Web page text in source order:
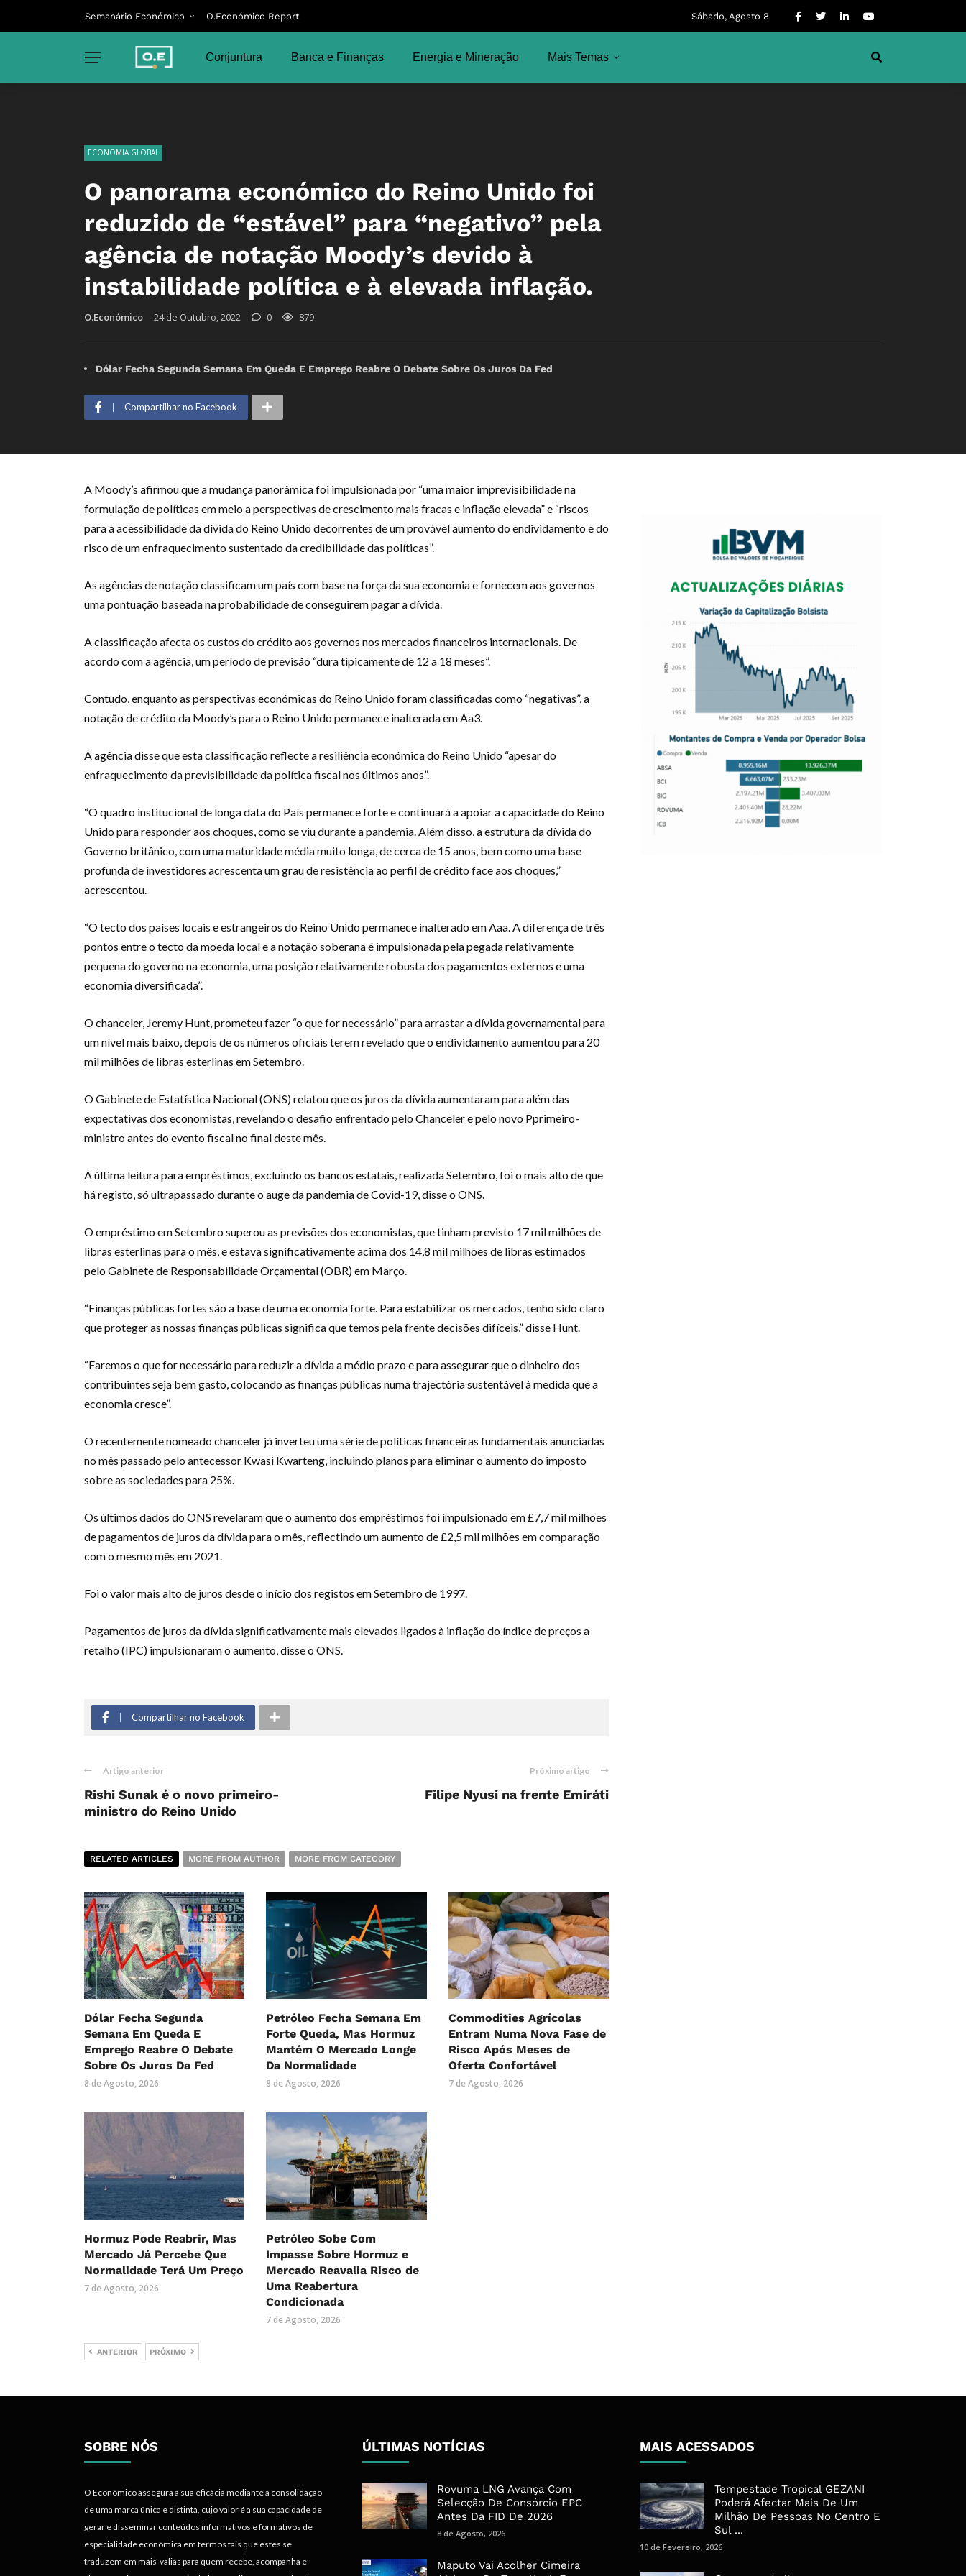
Semanário Económico O.Económico Report Sábado, Agosto 8
Conjuntura Banca e Finanças Energia e Mineração Mais Temas
ECONOMIA GLOBAL
O panorama económico do Reino Unido foi
reduzido de “estável” para “negativo” pela
agência de notação Moody’s devido à
instabilidade política e à elevada inflação.
O.Económico 24 de Outubro, 2022 0 879
Dólar Fecha Segunda Semana Em Queda E Emprego Reabre O Debate Sobre Os Juros Da Fed
Compartilhar no Facebook
A Moody’s afirmou que a mudança panorâmica foi impulsionada por “uma maior imprevisibilidade na
formulação de políticas em meio a perspectivas de crescimento mais fracas e inflação elevada” e “riscos
para a acessibilidade da dívida do Reino Unido decorrentes de um provável aumento do endividamento e do
risco de um enfraquecimento sustentado da credibilidade das políticas”.
As agências de notação classificam um país com base na força da sua economia e fornecem aos governos
uma pontuação baseada na probabilidade de conseguirem pagar a dívida.
A classificação afecta os custos do crédito aos governos nos mercados financeiros internacionais. De
acordo com a agência, um período de previsão “dura tipicamente de 12 a 18 meses”.
Contudo, enquanto as perspectivas económicas do Reino Unido foram classificadas como “negativas”, a
notação de crédito da Moody’s para o Reino Unido permanece inalterada em Aa3.
A agência disse que esta classificação reflecte a resiliência económica do Reino Unido “apesar do
enfraquecimento da previsibilidade da política fiscal nos últimos anos”.
“O quadro institucional de longa data do País permanece forte e continuará a apoiar a capacidade do Reino
Unido para responder aos choques, como se viu durante a pandemia. Além disso, a estrutura da dívida do
Governo britânico, com uma maturidade média muito longa, de cerca de 15 anos, bem como uma base
profunda de investidores acrescenta um grau de resistência ao perfil de crédito face aos choques,”
acrescentou.
“O tecto dos países locais e estrangeiros do Reino Unido permanece inalterado em Aaa. A diferença de três
pontos entre o tecto da moeda local e a notação soberana é impulsionada pela pegada relativamente
pequena do governo na economia, uma posição relativamente robusta dos pagamentos externos e uma
economia diversificada”.
O chanceler, Jeremy Hunt, prometeu fazer “o que for necessário” para arrastar a dívida governamental para
um nível mais baixo, depois de os números oficiais terem revelado que o endividamento aumentou para 20
mil milhões de libras esterlinas em Setembro.
O Gabinete de Estatística Nacional (ONS) relatou que os juros da dívida aumentaram para além das
expectativas dos economistas, revelando o desafio enfrentado pelo Chanceler e pelo novo Pprimeiro-
ministro antes do evento fiscal no final deste mês.
A última leitura para empréstimos, excluindo os bancos estatais, realizada Setembro, foi o mais alto de que
há registo, só ultrapassado durante o auge da pandemia de Covid-19, disse o ONS.
O empréstimo em Setembro superou as previsões dos economistas, que tinham previsto 17 mil milhões de
libras esterlinas para o mês, e estava significativamente acima dos 14,8 mil milhões de libras estimados
pelo Gabinete de Responsabilidade Orçamental (OBR) em Março.
“Finanças públicas fortes são a base de uma economia forte. Para estabilizar os mercados, tenho sido claro
que proteger as nossas finanças públicas significa que temos pela frente decisões difíceis,” disse Hunt.
“Faremos o que for necessário para reduzir a dívida a médio prazo e para assegurar que o dinheiro dos
contribuintes seja bem gasto, colocando as finanças públicas numa trajectória sustentável à medida que a
economia cresce”.
O recentemente nomeado chanceler já inverteu uma série de políticas financeiras fundamentais anunciadas
no mês passado pelo antecessor Kwasi Kwarteng, incluindo planos para eliminar o aumento do imposto
sobre as sociedades para 25%.
Os últimos dados do ONS revelaram que o aumento dos empréstimos foi impulsionado em £7,7 mil milhões
de pagamentos de juros da dívida para o mês, reflectindo um aumento de £2,5 mil milhões em comparação
com o mesmo mês em 2021.
Foi o valor mais alto de juros desde o início dos registos em Setembro de 1997.
Pagamentos de juros da dívida significativamente mais elevados ligados à inflação do índice de preços a
retalho (IPC) impulsionaram o aumento, disse o ONS.
Compartilhar no Facebook
Artigo anterior
Rishi Sunak é o novo primeiro-
ministro do Reino Unido
Próximo artigo
Filipe Nyusi na frente Emiráti
RELATED ARTICLES MORE FROM AUTHOR MORE FROM CATEGORY
Dólar Fecha Segunda
Semana Em Queda E
Emprego Reabre O Debate
Sobre Os Juros Da Fed
8 de Agosto, 2026
Petróleo Fecha Semana Em
Forte Queda, Mas Hormuz
Mantém O Mercado Longe
Da Normalidade
8 de Agosto, 2026
Commodities Agrícolas
Entram Numa Nova Fase de
Risco Após Meses de
Oferta Confortável
7 de Agosto, 2026
Hormuz Pode Reabrir, Mas
Mercado Já Percebe Que
Normalidade Terá Um Preço
7 de Agosto, 2026
Petróleo Sobe Com
Impasse Sobre Hormuz e
Mercado Reavalia Risco de
Uma Reabertura
Condicionada
7 de Agosto, 2026
ANTERIOR PRÓXIMO
SOBRE NÓS
O Económico assegura a sua eficácia mediante a consolidação
de uma marca única e distinta, cujo valor é a sua capacidade de
gerar e disseminar conteúdos informativos e formativos de
especialidade económica em termos tais que estes se
traduzem em mais-valias para quem recebe, acompanha e
ÚLTIMAS NOTÍCIAS
Rovuma LNG Avança Com
Selecção De Consórcio EPC
Antes Da FID De 2026
8 de Agosto, 2026
Maputo Vai Acolher Cimeira
MAIS ACESSADOS
Tempestade Tropical GEZANI
Poderá Afectar Mais De Um
Milhão De Pessoas No Centro E
Sul ...
10 de Fevereiro, 2026